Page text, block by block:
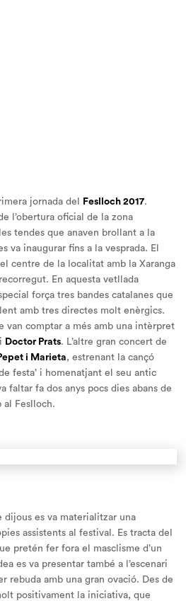
jornada del Feslloch 2017.
l’obertura oficial de la zona
tendes que anaven brollant a la
va inaugurar fins a la vesprada. El
centre de la localitat amb la Xaranga
En aquesta vetllada
força tres bandes catalanes que
amb tres directes molt enèrgics.
van comptar a més amb una intèrpret
i Doctor Prats. L’altre gran concert de
i Marieta, estrenant la cançó
festa’ i homenatjant el seu antic
faltar fa dos anys pocs dies abans de
al Feslloch.
dijous es va materialitzar una
assistents al festival. Es tracta del
pretén fer fora el masclisme d’un
es va presentar també a l’escenari
rebuda amb una gran ovació. Des de
positivament la iniciativa, que